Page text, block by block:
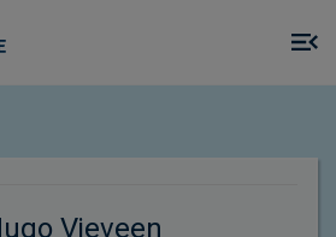
Vieveen